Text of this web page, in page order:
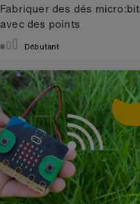
Fabriquer des dés micro:bit
avec des points
Débutant